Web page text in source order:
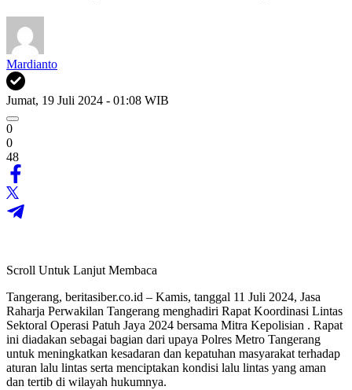
Mardianto
Jumat, 19 Juli 2024 - 01:08 WIB
0
0
48
Scroll Untuk Lanjut Membaca
Tangerang, beritasiber.co.id – Kamis, tanggal 11 Juli 2024, Jasa
Raharja Perwakilan Tangerang menghadiri Rapat Koordinasi Lintas
Sektoral Operasi Patuh Jaya 2024 bersama Mitra Kepolisian . Rapat
ini diadakan sebagai bagian dari upaya Polres Metro Tangerang
untuk meningkatkan kesadaran dan kepatuhan masyarakat terhadap
aturan lalu lintas serta menciptakan kondisi lalu lintas yang aman
dan tertib di wilayah hukumnya.